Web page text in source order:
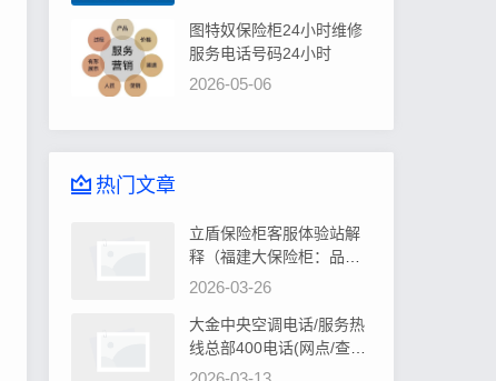
图特奴保险柜24小时维修
服务电话号码24小时
2026-05-06
热门文章
立盾保险柜客服体验站解
释（福建大保险柜：品质
卓越，安全可靠首选）
2026-03-26
大金中央空调电话/服务热
线总部400电话(网点/查询)
告诉你大金中央空调控制